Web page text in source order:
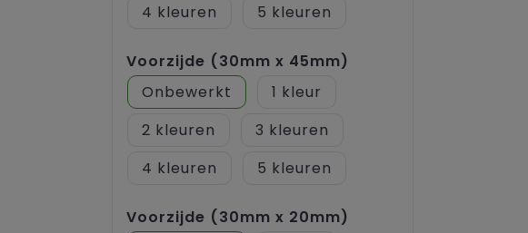
4
5
Voorzijde (30mm x 45mm)
Onbewerkt
1
2
3
4
5
Voorzijde (30mm x 20mm)